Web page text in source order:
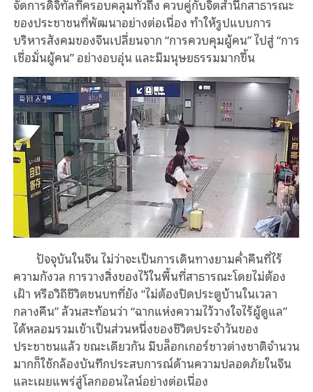
จัดการดิจิทัลที่ครอบคลุมทั่วถึง ควบคู่กับจิตสำนึกสาธารณะ
ของประชาชนที่พัฒนาอย่างต่อเนื่อง ทำให้รูปแบบการ
บริหารสังคมของจีนเปลี่ยนจาก “การควบคุมผู้คน” ไปสู่ “การ
เชื่อมั่นผู้คน” อย่างอบอุ่น และมีมนุษยธรรมมากขึ้น
ปัจจุบันในจีน ไม่ว่าจะเป็นการเดินทางยามค่ำคืนที่ไร้
ความกังวล การวางสิ่งของไว้ในพื้นที่สาธารณะโดยไม่ต้อง
เฝ้า หรือวิถีชีวิตชนบทที่ยัง “ไม่ต้องปิดประตูบ้านในเวลา
กลางคืน” ล้วนสะท้อนว่า “ฉากแห่งความไว้วางใจไร้ผู้ดูแล”
ได้หลอมรวมเข้าเป็นส่วนหนึ่งของชีวิตประจำวันของ
ประชาชนแล้ว ขณะเดียวกัน มีบล็อกเกอร์ชาวต่างชาติจำนวน
มากก็ใช้กล้องบันทึกประสบการณ์ด้านความปลอดภัยในจีน
และเผยแพร่สู่โลกออนไลน์อย่างต่อเนื่อง